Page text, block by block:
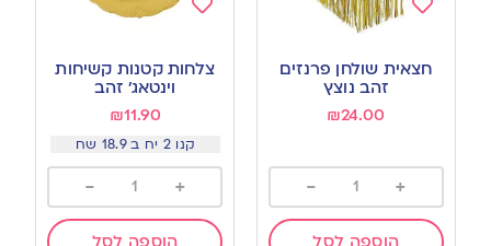
to
wishlist
חצאית שולחן פרנזים
זהב נוצץ
₪24.00
+
-
הוספה לסל
to
wishlist
צלחות קטנות קשיחות
וינטאג׳ זהב
₪11.90
קנו 2 יח ב 18.9 שח
+
-
הוספה לסל